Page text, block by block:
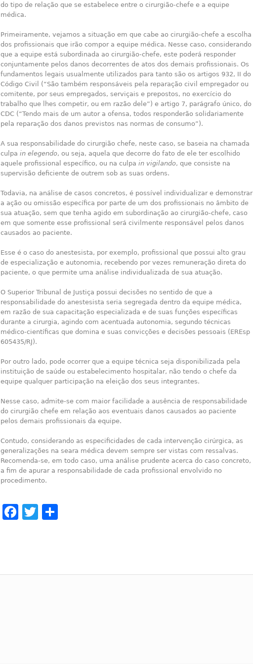
do tipo de relação que se estabelece entre o cirurgião-chefe e a equipe
médica.
Primeiramente, vejamos a situação em que cabe ao cirurgião-chefe a escolha
dos profissionais que irão compor a equipe médica. Nesse caso, considerando
que a equipe está subordinada ao cirurgião-chefe, este poderá responder
conjuntamente pelos danos decorrentes de atos dos demais profissionais. Os
fundamentos legais usualmente utilizados para tanto são os artigos 932, II do
Código Civil (“São também responsáveis pela reparação civil empregador ou
comitente, por seus empregados, serviçais e prepostos, no exercício do
trabalho que lhes competir, ou em razão dele”) e artigo 7, parágrafo único, do
CDC (“Tendo mais de um autor a ofensa, todos responderão solidariamente
pela reparação dos danos previstos nas normas de consumo”).
A sua responsabilidade do cirurgião chefe, neste caso, se baseia na chamada
culpa in elegendo, ou seja, aquela que decorre do fato de ele ter escolhido
aquele profissional específico, ou na culpa in vigilando, que consiste na
supervisão deficiente de outrem sob as suas ordens.
Todavia, na análise de casos concretos, é possível individualizar e demonstrar
a ação ou omissão específica por parte de um dos profissionais no âmbito de
sua atuação, sem que tenha agido em subordinação ao cirurgião-chefe, caso
em que somente esse profissional será civilmente responsável pelos danos
causados ao paciente.
Esse é o caso do anestesista, por exemplo, profissional que possui alto grau
de especialização e autonomia, recebendo por vezes remuneração direta do
paciente, o que permite uma análise individualizada de sua atuação.
O Superior Tribunal de Justiça possui decisões no sentido de que a
responsabilidade do anestesista seria segregada dentro da equipe médica,
em razão de sua capacitação especializada e de suas funções específicas
durante a cirurgia, agindo com acentuada autonomia, segundo técnicas
médico-científicas que domina e suas convicções e decisões pessoais (EREsp
605435/RJ).
Por outro lado, pode ocorrer que a equipe técnica seja disponibilizada pela
instituição de saúde ou estabelecimento hospitalar, não tendo o chefe da
equipe qualquer participação na eleição dos seus integrantes.
Nesse caso, admite-se com maior facilidade a ausência de responsabilidade
do cirurgião chefe em relação aos eventuais danos causados ao paciente
pelos demais profissionais da equipe.
Contudo, considerando as especificidades de cada intervenção cirúrgica, as
generalizações na seara médica devem sempre ser vistas com ressalvas.
Recomenda-se, em todo caso, uma análise prudente acerca do caso concreto,
a fim de apurar a responsabilidade de cada profissional envolvido no
procedimento.
Facebook
Twitter